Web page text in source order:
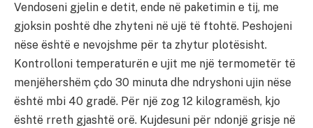
Vendoseni gjelin e detit, ende në paketimin e tij, me
gjoksin poshtë dhe zhyteni në ujë të ftohtë. Peshojeni
nëse është e nevojshme për ta zhytur plotësisht.
Kontrolloni temperaturën e ujit me një termometër të
menjëhershëm çdo 30 minuta dhe ndryshoni ujin nëse
është mbi 40 gradë. Për një zog 12 kilogramësh, kjo
është rreth gjashtë orë. Kujdesuni për ndonjë grisje në